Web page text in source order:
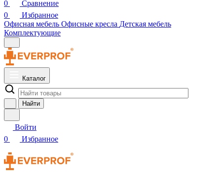
0
Сравнение
0
Избранное
Офисная мебель Офисные кресла Детская мебель
Комплектующие
Каталог
Найти
Войти
0
Избранное